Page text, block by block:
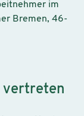
im
Bremen, 46-
vertreten